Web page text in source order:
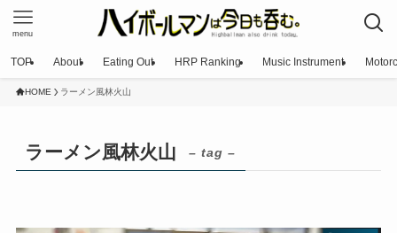
menu
TOP About Eating Out HRP Ranking Music Instrument
HOME ラーメン風林火山
ラーメン風林火山 – tag –